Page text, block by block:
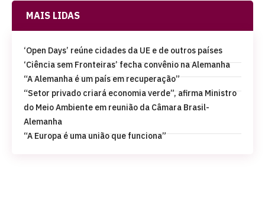
MAIS LIDAS
‘Open Days’ reúne cidades da UE e de outros países
‘Ciência sem Fronteiras’ fecha convênio na Alemanha
“A Alemanha é um país em recuperação”
“Setor privado criará economia verde”, afirma Ministro
do Meio Ambiente em reunião da Câmara Brasil-
Alemanha
“A Europa é uma união que funciona”